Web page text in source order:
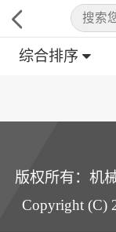
综合排序
版权所有：机
Copyright (C)